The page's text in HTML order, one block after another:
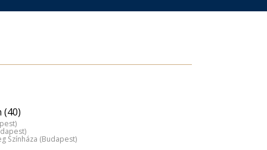
(40)
Színháza (Budapest)